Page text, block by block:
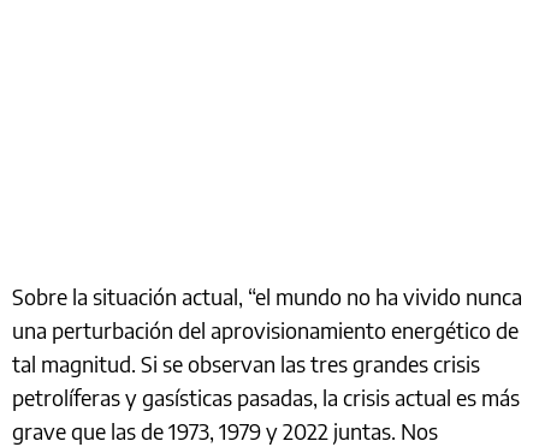
Sobre la situación actual, “el mundo no ha vivido nunca
una perturbación del aprovisionamiento energético de
tal magnitud. Si se observan las tres grandes crisis
petrolíferas y gasísticas pasadas, la crisis actual es más
grave que las de 1973, 1979 y 2022 juntas. Nos